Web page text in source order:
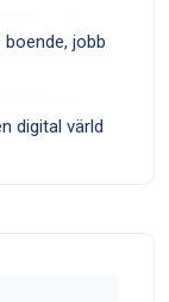
jobb
digital värld